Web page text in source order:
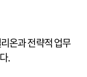
온과 전략적 업무
.